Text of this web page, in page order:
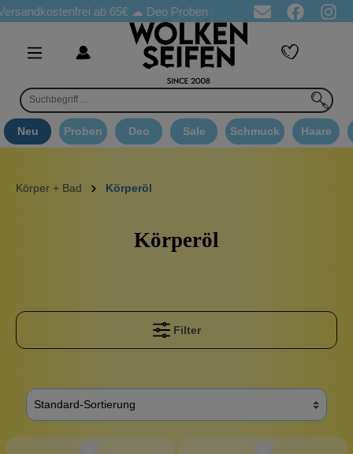
ab 65€☁ Deo Proben in jeder Bestellung ☁ Goodie
Neu Proben Deo Sale Schmuck Haare
Körper + Bad Körperöl
Körperöl
Filter